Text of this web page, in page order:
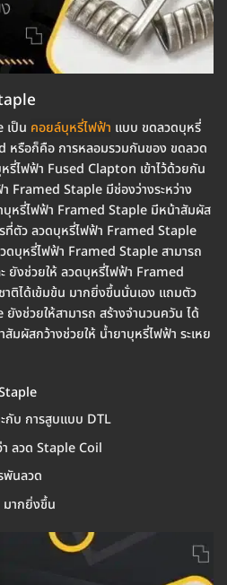
เป็น คอยล์บุหรี่ไฟฟ้า แบบ ขดลวดบุหรี่
หรือก็คือ การหลอมรวมกันของ ขดลวด
รี่ไฟฟ้า Fused Clapton เข้าไว้ด้วยกัน
Framed Staple มีช่องว่างระหว่าง
บุหรี่ไฟฟ้า Framed Staple มีหน้าสัมผัส
ที่ตัว ลวดบุหรี่ไฟฟ้า Framed Staple
ดบุหรี่ไฟฟ้า Framed Staple สามารถ
ยังช่วยให้ ลวดบุหรี่ไฟฟ้า Framed
ติได้เข้มข้น มากยิ่งขึ้นนั่นเอง แถมตัว
งช่วยให้สามารถ สร้างจำนวนควัน ได้
สัมผัสกว้างช่วยให้ น้ำยาบุหรี่ไฟฟ้า ระเหย
กับ การสูบแบบ DTL
า ลวด Staple Coil
พันลวด
มากยิ่งขึ้น